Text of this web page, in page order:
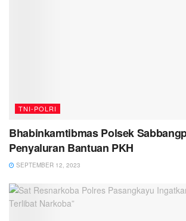
TNI-POLRI
Bhabinkamtibmas Polsek
Penyaluran Bantuan PKH
SEPTEMBER 12, 2023